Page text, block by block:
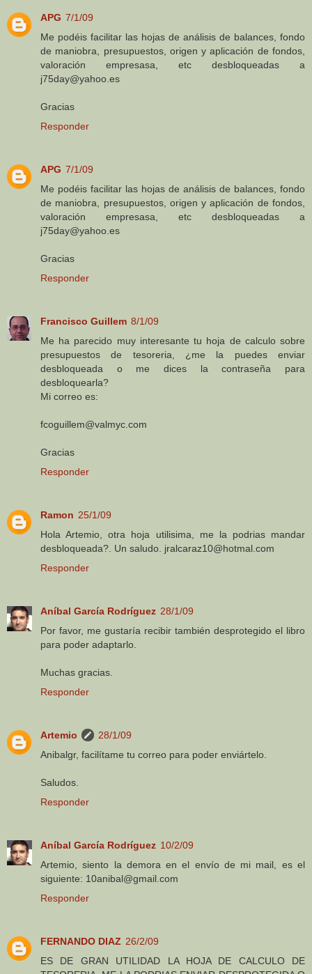
APG 7/1/09
Me podéis facilitar las hojas de análisis de balances, fondo
de maniobra, presupuestos, origen y aplicación de fondos,
valoración empresasa, etc desbloqueadas a
j75day@yahoo.es
Gracias
Responder
APG 7/1/09
Me podéis facilitar las hojas de análisis de balances, fondo
de maniobra, presupuestos, origen y aplicación de fondos,
valoración empresasa, etc desbloqueadas a
j75day@yahoo.es
Gracias
Responder
Francisco Guillem 8/1/09
Me ha parecido muy interesante tu hoja de calculo sobre
presupuestos de tesoreria, ¿me la puedes enviar
desbloqueada o me dices la contraseña para
desbloquearla?
Mi correo es:
fcoguillem@valmyc.com
Gracias
Responder
Ramon 25/1/09
Hola Artemio, otra hoja utilisima, me la podrias mandar
desbloqueada?. Un saludo. jralcaraz10@hotmal.com
Responder
Aníbal García Rodríguez 28/1/09
Por favor, me gustaría recibir también desprotegido el libro
para poder adaptarlo.
Muchas gracias.
Responder
Artemio
28/1/09
Anibalgr, facilítame tu correo para poder enviártelo.
Saludos.
Responder
Aníbal García Rodríguez 10/2/09
Artemio, siento la demora en el envío de mi mail, es el
siguiente: 10anibal@gmail.com
Responder
FERNANDO DIAZ 26/2/09
ES DE GRAN UTILIDAD LA HOJA DE CALCULO DE